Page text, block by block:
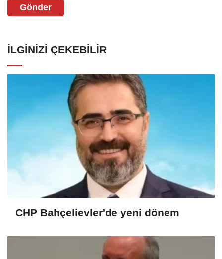
Gönder
İLGINIZI ÇEKEBILIR
CHP Bahçelievler'de yeni dönem